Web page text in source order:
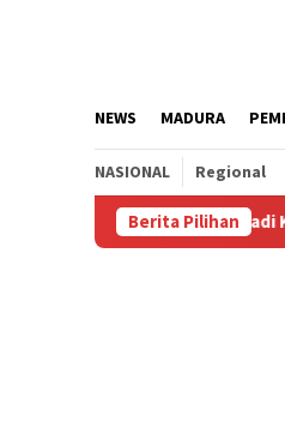
NEWS MADURA
NASIONAL Regional
Berita Pilihan
Kalianget Resmi Jadi Kampung